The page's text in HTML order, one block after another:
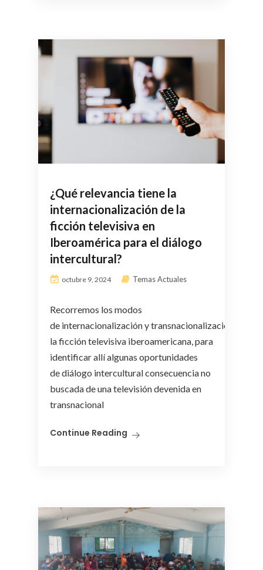
¿Qué relevancia tiene la
internacionalización de la
ficción televisiva en
Iberoamérica para el diálogo
intercultural?
octubre 9, 2024 Temas Actuales
Recorremos los modos
de internacionalización y transnacionalización de
la ficción televisiva iberoamericana, para
identificar allí algunas oportunidades
de diálogo intercultural consecuencia no
buscada de una televisión devenida en
transnacional
Continue Reading